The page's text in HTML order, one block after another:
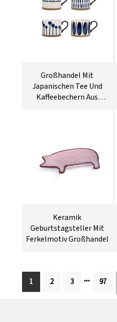
Großhandel Mit
Japanischen Tee Und
Kaffeebechern Aus
Keramik
Geburtstagsteller Mit
Ferkelmotiv Großhandel
1 2 3 ... 97